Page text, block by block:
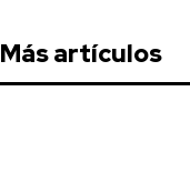
Más artículos